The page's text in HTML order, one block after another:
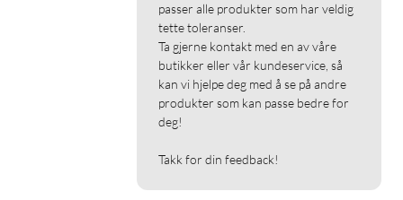
passer alle produkter som har veldig
tette toleranser.
Ta gjerne kontakt med en av våre
butikker eller vår kundeservice, så
kan vi hjelpe deg med å se på andre
produkter som kan passe bedre for
deg!
Takk for din feedback!